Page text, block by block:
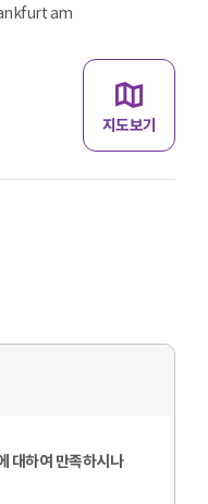
am
지도보기
대하여 만족하시나